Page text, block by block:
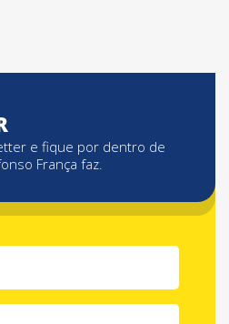
e fique por dentro de
França faz.